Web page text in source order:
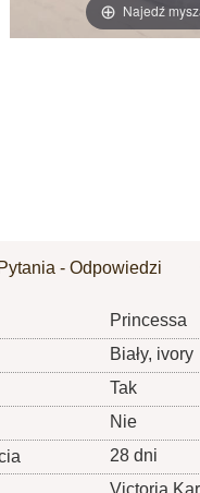
Najedź
Pytania - Odpowiedzi
Princessa
Biały, ivory
Tak
Nie
28 dni